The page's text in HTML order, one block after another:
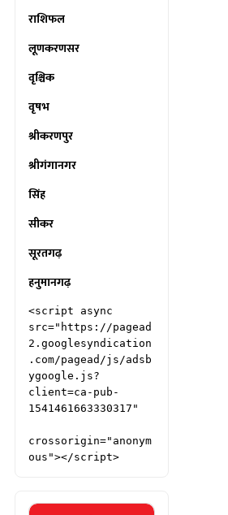
राशिफल
लूणकरणसर
वृश्चिक
वृषभ
श्रीकरणपुर
श्रीगंगानगर
सिंह
सीकर
सूरतगढ़
हनुमानगढ़
<script async
src="https://pagead
2.googlesyndication
.com/pagead/js/adsb
ygoogle.js?
client=ca-pub-
1541461663330317"
crossorigin="anonym
ous"></script>